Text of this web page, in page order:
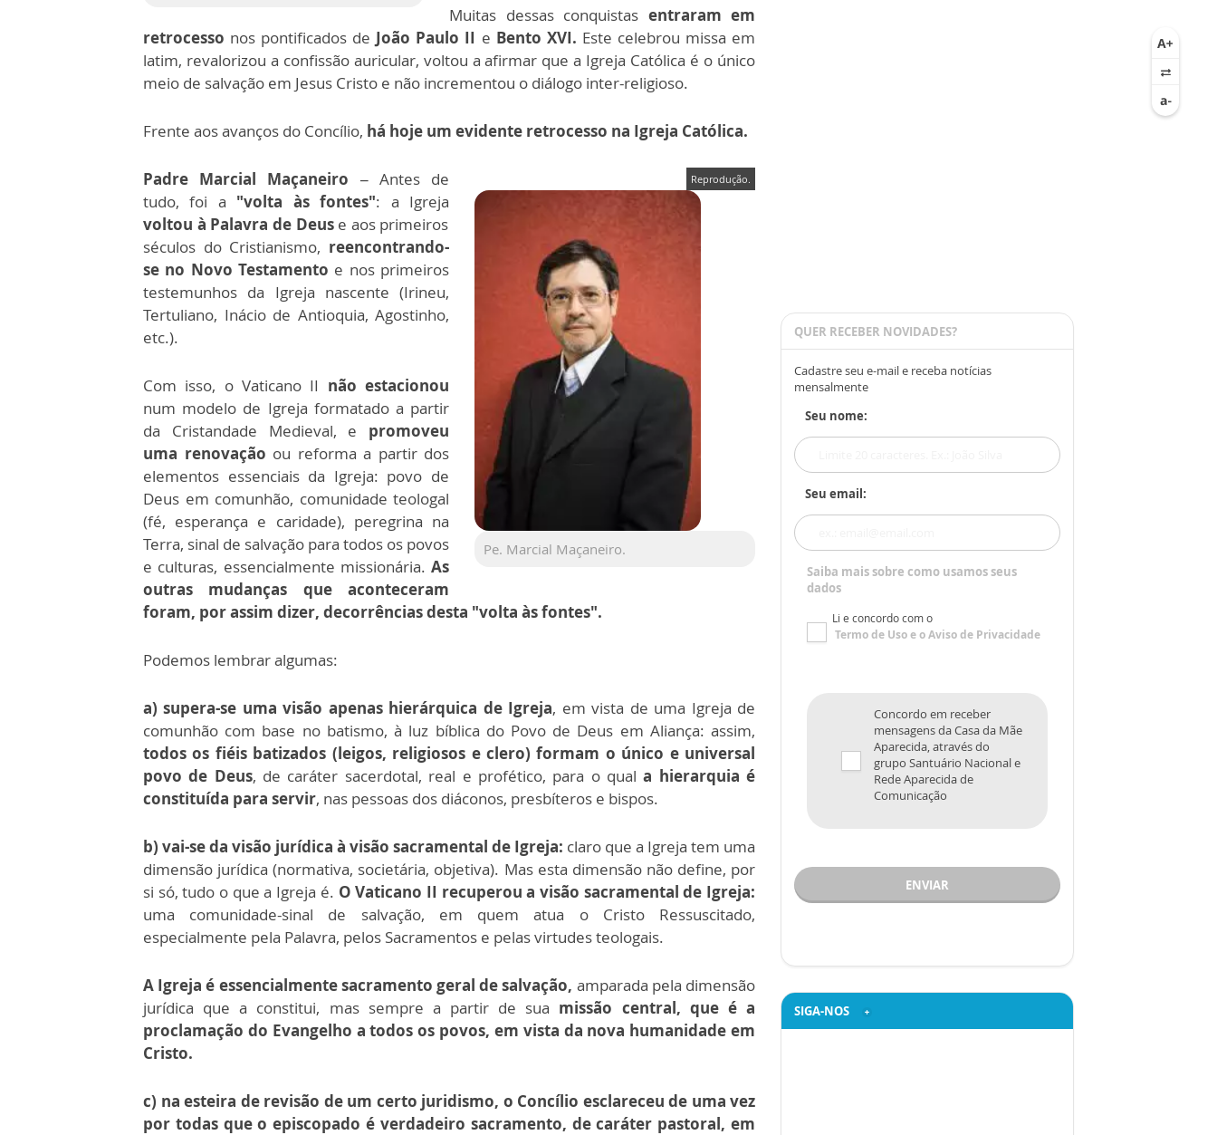
Muitas dessas conquistas entraram em
retrocesso nos pontificados de João Paulo II e Bento XVI. Este celebrou missa em
latim, revalorizou a confissão auricular, voltou a afirmar que a Igreja Católica é o único
meio de salvação em Jesus Cristo e não incrementou o diálogo inter-religioso.
Frente aos avanços do Concílio, há hoje um evidente retrocesso na Igreja Católica.
Reprodução.
Pe. Marcial Maçaneiro.
Padre Marcial Maçaneiro –Antes de
tudo, foi a "volta às fontes": a Igreja
voltou à Palavra de Deuse aos primeiros
séculos do Cristianismo, reencontrando-
se no Novo Testamento e nos primeiros
testemunhos da Igreja nascente (Irineu,
Tertuliano, Inácio de Antioquia, Agostinho,
etc.).
Com isso, o Vaticano II não estacionou
num modelo de Igreja formatado a partir
da Cristandade Medieval, e promoveu
uma renovação ou reforma a partir dos
elementos essenciais da Igreja: povo de
Deus em comunhão, comunidade teologal
(fé, esperança e caridade), peregrina na
Terra, sinal de salvação para todos os povos
e culturas, essencialmente missionária. As
outras mudanças que aconteceram
foram, por assim dizer, decorrências desta "volta às fontes".
Podemos lembrar algumas:
a) supera-se uma visão apenas hierárquica de Igreja, em vista de uma Igreja de
comunhão com base no batismo, à luz bíblica do Povo de Deus em Aliança: assim,
todos os fiéis batizados (leigos, religiosos e clero) formam o único e universal
povo de Deus, de caráter sacerdotal, real e profético, para o quala hierarquia é
constituída para servir, nas pessoas dos diáconos, presbíteros e bispos.
b) vai-se da visão jurídica à visão sacramental de Igreja: claro que a Igreja tem uma
dimensão jurídica (normativa, societária, objetiva). Mas esta dimensão não define, por
si só, tudo o que a Igreja é. O Vaticano II recuperou a visão sacramental de Igreja:
uma comunidade-sinal de salvação, em quem atua o Cristo Ressuscitado,
especialmente pela Palavra, pelos Sacramentos e pelas virtudes teologais.
A Igreja é essencialmente sacramento geral de salvação, amparada pela dimensão
jurídica que a constitui, mas sempre a partir de sua missão central, que é a
proclamação do Evangelho a todos os povos, em vista da nova humanidade em
Cristo.
c) na esteira de revisão de um certo juridismo, o Concílio esclareceu de uma vez
por todas que o episcopado é verdadeiro sacramento, de caráter pastoral, em
QUER RECEBER NOVIDADES?
Cadastre seu e-mail e receba notícias
mensalmente
Seu nome:
Seu email:
Saiba mais sobre como usamos seus
dados
Li e concordo com o
Termo de Usoe oAviso de Privacidade
Concordo em receber
mensagens da Casa da Mãe
Aparecida, através do
grupo Santuário Nacional e
Rede Aparecida de
Comunicação
ENVIAR
SIGA-NOS